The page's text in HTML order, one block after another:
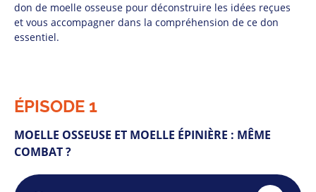
don de moelle osseuse pour déconstruire les idées reçues
et vous accompagner dans la compréhension de ce don
essentiel.
ÉPISODE 1
MOELLE OSSEUSE ET MOELLE ÉPINIÈRE : MÊME
COMBAT ?